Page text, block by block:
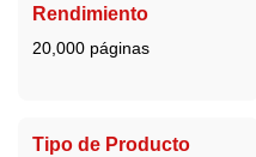
Rendimiento
20,000 páginas
Tipo de Producto